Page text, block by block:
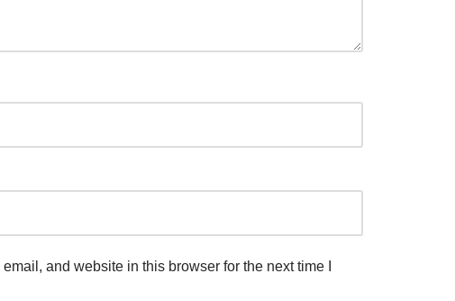
and website in this browser for the next time I